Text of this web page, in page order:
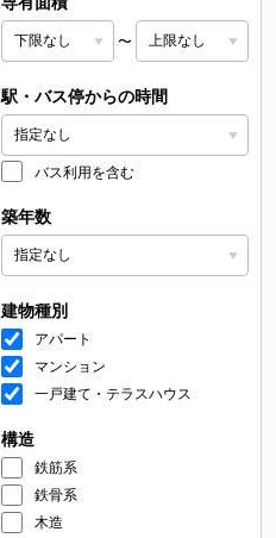
〜
駅・バス停からの時間
バス利用を含む
築年数
建物種別
アパート
マンション
一戸建て・テラスハウス
構造
鉄筋系
鉄骨系
木造